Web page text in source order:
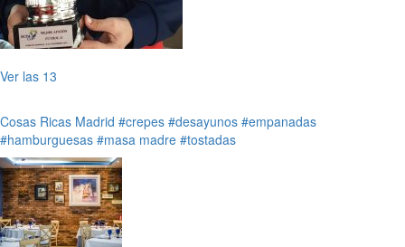
Ver las 13
Cosas Ricas Madrid #crepes #desayunos #empanadas
#hamburguesas #masa madre #tostadas